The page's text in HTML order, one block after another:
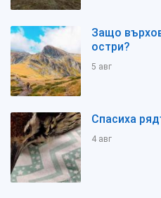
Защо
остри?
5 авг
Спасиха
4 авг